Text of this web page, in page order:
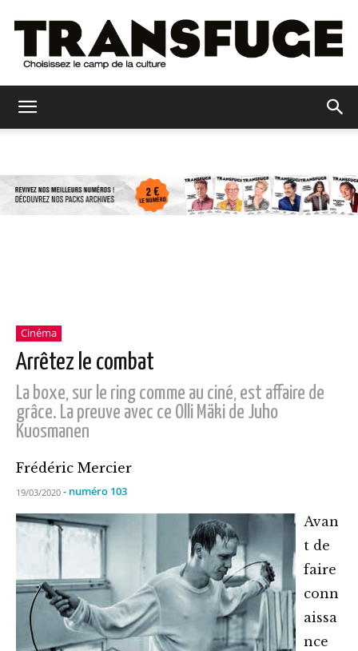
Cinéma
Arrêtez le combat
La boxe, sur le ring comme au ciné, est affaire de
grâce. La preuve avec ce Olli Mäki de Juho
Kuosmanen
Frédéric Mercier
19/03/2020 - numéro 103
Avan
t de
faire
conn
aissa
nce